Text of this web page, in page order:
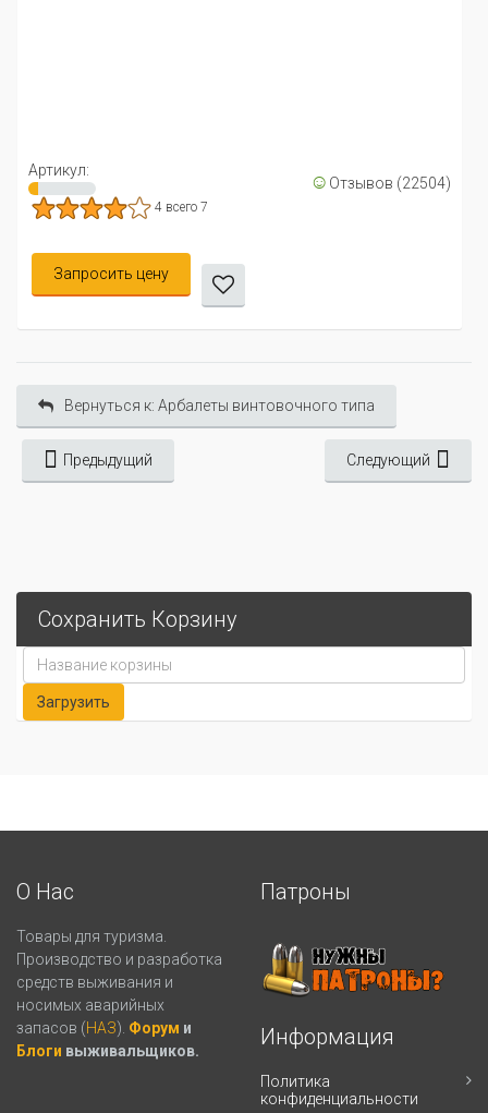
Артикул: ☺ Отзывов (22504)
4 всего 7
Запросить цену
Вернуться к: Арбалеты винтовочного типа
Предыдущий Следующий
Сохранить Корзину
О Нас
Товары для туризма.
Производство и разработка
средств выживания и
носимых аварийных
запасов (НАЗ). Форум и
Блоги выживальщиков.
Патроны
Информация
Политика
конфиденциальности